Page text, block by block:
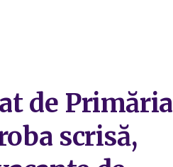
de Primăria
scrisă,